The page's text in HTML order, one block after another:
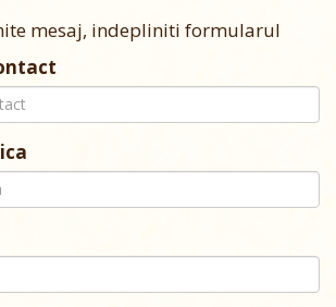
mesaj, indepliniti formularul